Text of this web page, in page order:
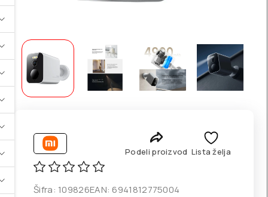
Podeli proizvod Lista želja
Šifra: 109826EAN: 6941812775004